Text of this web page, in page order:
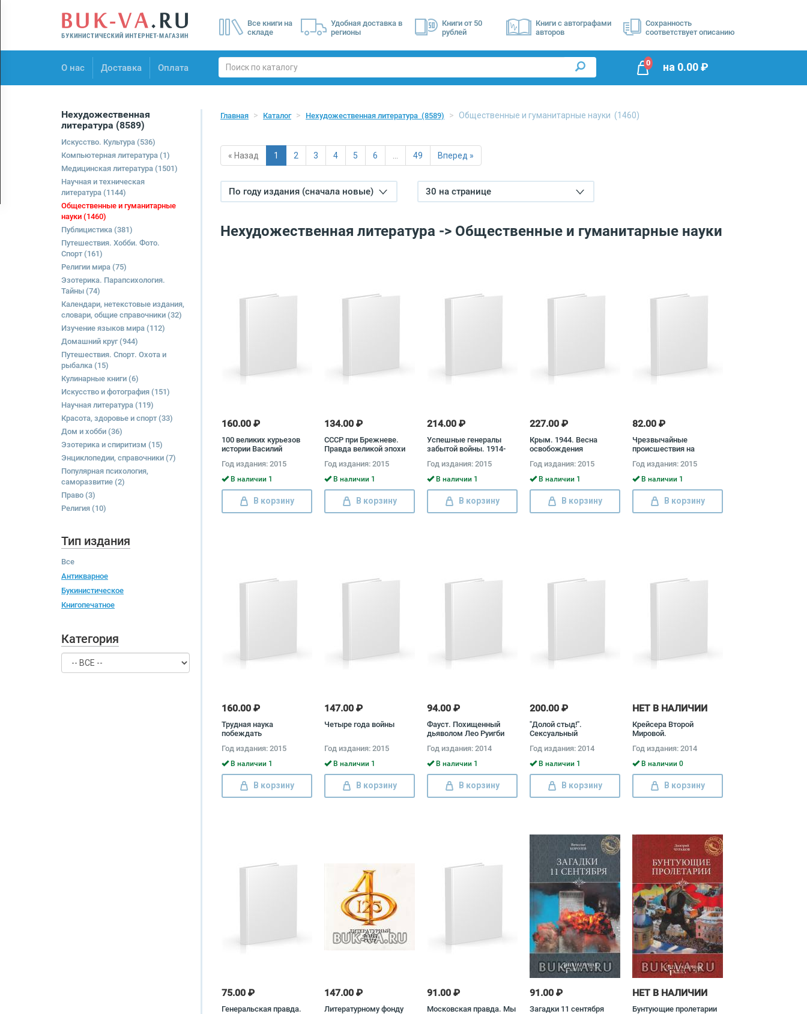
Все книги на
складе
Удобная доставка в
регионы
Книги от 50
рублей
Книги с автографами
авторов
Сохранность
соответствует описанию
О нас Доставка Оплата
О нас
0 на 0.00₽
Нехудожественная
литература (8589)
Искусство. Культура (536)
Компьютерная литература (1)
Медицинская литература (1501)
Научная и техническая
литература (1144)
Общественные и гуманитарные
науки (1460)
Публицистика (381)
Путешествия. Хобби. Фото.
Спорт(161)
Религии мира (75)
Эзотерика. Парапсихология.
Тайны (74)
Календари, нетекстовые издания,
словари, общие справочники (32)
Изучение языков мира (112)
Домашний круг(944)
Путешествия. Спорт. Охота и
рыбалка (15)
Кулинарные книги (6)
Искусство и фотография (151)
Научная литература (119)
Красота, здоровье и спорт(33)
Дом и хобби (36)
Эзотерика и спиритизм (15)
Энциклопедии, справочники (7)
Популярная психология,
саморазвитие (2)
Право (3)
Религия (10)
Тип издания
Все
Антикварное
Букинистическое
Книгопечатное
Категория
Главная Каталог Нехудожественная литература (8589) Общественные и гуманитарные науки (1460)
« Назад 1 2 3 4 5 6 49 Вперед »
По году издания (сначала новые) 30 на странице
Нехудожественная литература -> Общественные и гуманитарные науки
160.00 ₽
100 великих курьезов
истории Василий
Николаев
Год издания: 2015
В наличии 1
В корзину
134.00 ₽
СССР при Брежневе.
Правда великой эпохи
Год издания: 2015
В наличии 1
В корзину
214.00 ₽
Успешные генералы
забытой войны. 1914-
Год издания: 2015
В наличии 1
В корзину
227.00 ₽
Крым. 1944. Весна
освобождения
Год издания: 2015
В наличии 1
В корзину
82.00 ₽
Чрезвычайные
происшествия на
Год издания: 2015
В наличии 1
В корзину
160.00 ₽
Трудная наука
побеждать
Год издания: 2015
В наличии 1
В корзину
147.00 ₽
Четыре года войны
Год издания: 2015
В наличии 1
В корзину
94.00 ₽
Фауст. Похищенный
дьяволом Лео Руигби
Год издания: 2014
В наличии 1
В корзину
200.00 ₽
"Долой стыд!".
Сексуальный
Советов Ольга Грейгъ
Год издания: 2014
В наличии 1
В корзину
НЕТ В НАЛИЧИИ
Крейсера Второй
Мировой.
энциклопедия Сергей
Патянин, Александр
Дашьян, Константин
Балакин, Михаил
Барабанов, Кирилл
Егоров
Год издания: 2014
В наличии 0
В корзину
75.00 ₽
Генеральская правда.
147.00 ₽
Литературному фонду
91.00 ₽
Московская правда. Мы
91.00 ₽
Загадки 11 сентября
НЕТ В НАЛИЧИИ
Бунтующие пролетарии